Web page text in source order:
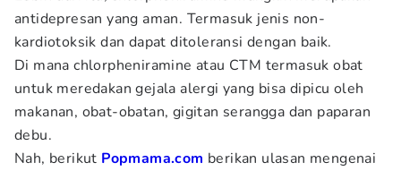
antidepresan yang aman. Termasuk jenis non-
kardiotoksik dan dapat ditoleransi dengan baik.
Di mana chlorpheniramine atau CTM termasuk obat
untuk meredakan gejala alergi yang bisa dipicu oleh
makanan, obat-obatan, gigitan serangga dan paparan
debu.
Nah, berikut Popmama.com berikan ulasan mengenai